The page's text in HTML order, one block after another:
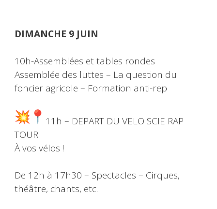
DIMANCHE 9 JUIN
10h-Assemblées et tables rondes
Assemblée des luttes – La question du
foncier agricole – Formation anti-rep
11h – DEPART DU VELO SCIE RAP
TOUR
À vos vélos !
De 12h à 17h30 – Spectacles – Cirques,
théâtre, chants, etc.